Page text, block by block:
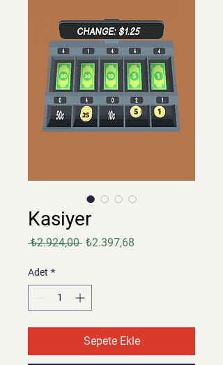
Kasiyer
₺2.924,00 Normal
₺2.397,68
Adet *
Sepete Ekle